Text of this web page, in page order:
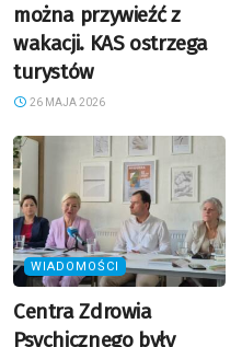
można przywieźć z
wakacji. KAS ostrzega
turystów
26 MAJA 2026
WIADOMOŚCI
Centra Zdrowia
Psychicznego były